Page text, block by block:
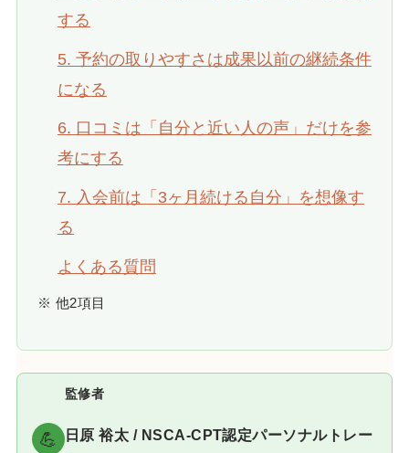
する
5. 予約の取りやすさは成果以前の継続条件
になる
6. 口コミは「自分と近い人の声」だけを参
考にする
7. 入会前は「3ヶ月続ける自分」を想像す
る
よくある質問
※ 他2項目
💪
監修者
日原 裕太 / NSCA-CPT認定パーソナルトレー